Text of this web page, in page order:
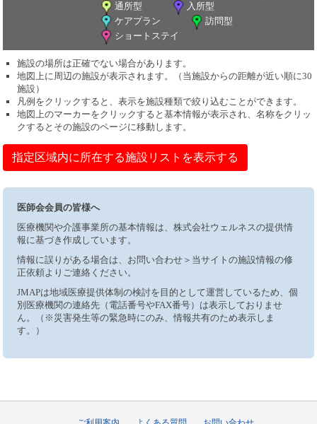
通所型
入所型
ケアプラン
訪問型
ショートステイ
施設の場所は正確でない場合があります。
地図上に周辺の施設が表示されます。（当施設からの距離が近い順に30
施設）
凡例をクリックすると、表示を施設種類で絞り込むことができます。
地図上のマーカーをクリックすると基本情報が表示され、名称をクリッ
クするとその施設のページに移動します。
指定区域内に所在する施設リストを表示する
医師会会員の皆様へ
医療機関や介護事業所の基本情報は、株式会社ウェルネスの提供情
報に基づき作成しています。
情報に誤りがある場合は、お問い合わせ＞当サイトの施設情報の修
正依頼よりご連絡ください。
JMAPは地域医療提供体制の検討を目的として運営しているため、個
別医療機関の連絡先（電話番号やFAX番号）は表示しておりませ
ん。（※災害発生等の緊急時にのみ、情報共有のため表示しま
す。）